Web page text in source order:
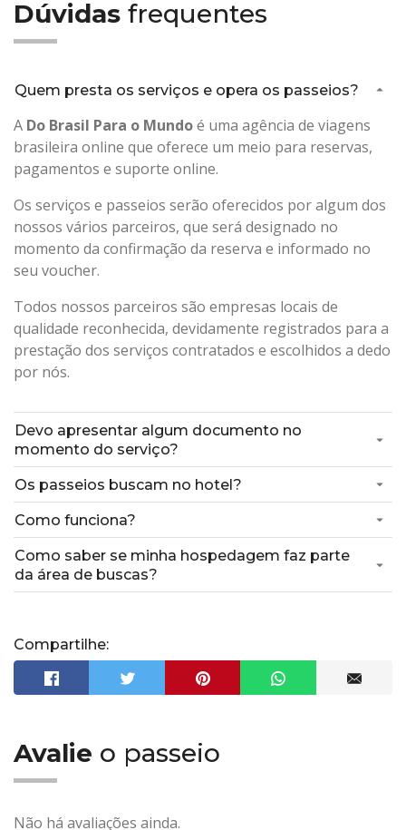
Dúvidas frequentes
Quem presta os serviços e opera os passeios?
A Do Brasil Para o Mundoé uma agência de viagens
brasileira online que oferece um meio para reservas,
pagamentos e suporte online.
Os serviços e passeios serão oferecidos por algum dos
nossos vários parceiros, que será designado no
momento da confirmação da reserva e informado no
seu voucher.
Todos nossos parceiros são empresas locais de
qualidade reconhecida, devidamente registrados para a
prestação dos serviços contratados e escolhidos a dedo
por nós.
Devo apresentar algum documento no
momento do serviço?
Os passeios buscam no hotel?
Como funciona?
Como saber se minha hospedagem faz parte
da área de buscas?
Compartilhe:
Avalie o passeio
Não há avaliações ainda.